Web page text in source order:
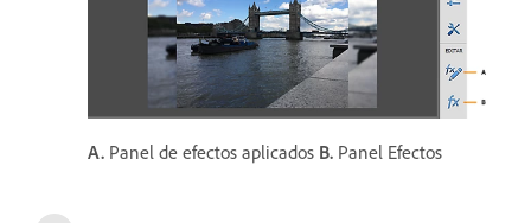
A. Panel de efectos aplicados B. Panel Efectos